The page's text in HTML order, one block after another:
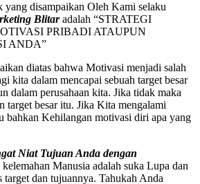
yang disampaikan Oleh Kami selaku
Blitaradalah “STRATEGI
PRIBADI ATAUPUN
ANDA”
diatas bahwa Motivasi menjadi salah
kita dalam mencapai sebuah target besar
dalam perusahaan kita. Jika tidak maka
target besar itu. Jika Kita mengalami
bahkan Kehilangan motivasi diri apa yang
Niat Tujuan Anda dengan
kelemahan Manusia adalah suka Lupa dan
target dan tujuannya. Tahukah Anda